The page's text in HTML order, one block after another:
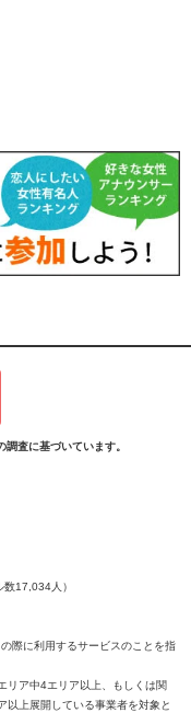
査に基づいています。
17,034人）
際に利用するサービスのことを指
リア中4エリア以上、もしくは関
以上展開している事業者を対象と